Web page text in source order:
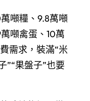
噸糧、9.8萬噸
噸禽蛋、10萬
需求，裝滿“米
”“果盤子”也要